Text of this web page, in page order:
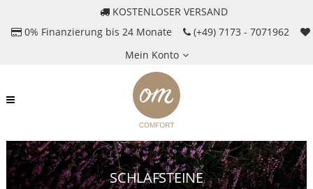
KOSTENLOSER VERSAND
0% Finanzierung bis 24 Monate
(+49) 7173 - 7071962
Mein Konto
SCHLAFSTEINE